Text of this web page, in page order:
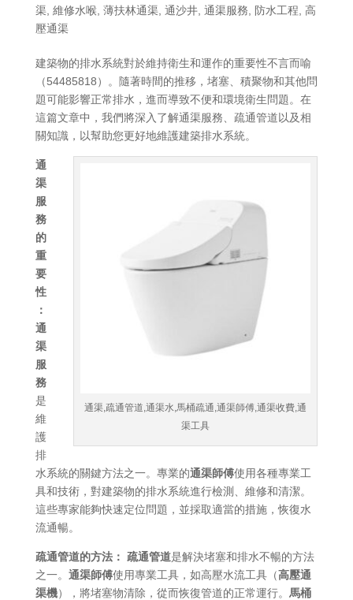
渠, 維修水喉, 薄扶林通渠, 通沙井, 通渠服務 防水工程 高
壓通渠
建築物的排水系統對於維持衛生和運作的重要性不言而喻
（54485818）。隨著時間的推移，堵塞、積聚物和其他問
題可能影響正常排水，進而導致不便和環境衛生問題。在
這篇文章中，我們將深入了解通渠服務、疏通管道以及相
關知識，以幫助您更好地維護建築排水系統。
通渠,疏通管道,通渠水,馬桶疏通,通渠師傅,通渠收費,通
渠工具
通
渠
服
務
的
重
要
性
：
通
渠
服
務
是
維
護
排
水系統的關鍵方法之一。專業的通渠師傅使用各種專業工
具和技術，對建築物的排水系統進行檢測、維修和清潔。
這些專家能夠快速定位問題，並採取適當的措施，恢復水
流通暢。
疏通管道的方法： 疏通管道是解決堵塞和排水不暢的方法
之一。 通渠師傅使用專業工具，如高壓水流工具（高壓通
渠機），將堵塞物清除，從而恢復管道的正常運行。 馬桶